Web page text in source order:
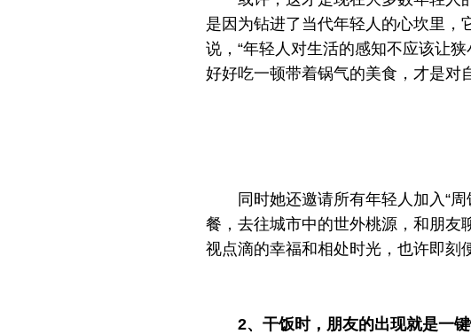
是因为钻进了当代年轻人的心坎里，
说，“年轻人对生活的感知不应该让
好好吃一顿带着锅气的美食，才是对
同时她还邀请所有年轻人加入“
餐，去往城市中的世外桃源，和朋友
视点滴的幸福和相处时光，也许即刻
2、干饭时，朋友的出现就是一